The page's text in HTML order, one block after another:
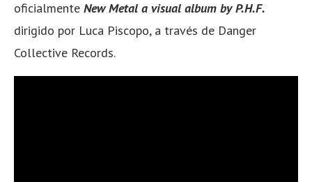
oficialmente New Metal a visual album by P.H.F.
dirigido por Luca Piscopo, a través de Danger
Collective Records.